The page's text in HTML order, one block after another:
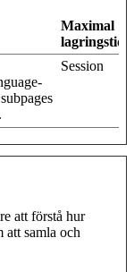
Maximal
lagringstid
Session
att förstå hur
att samla och